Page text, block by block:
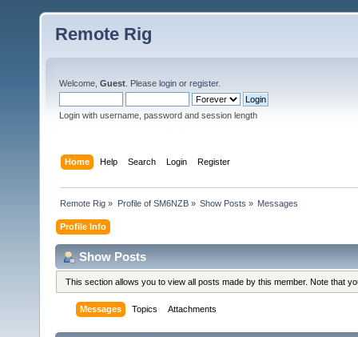
Remote Rig
Welcome, Guest . Please login or register.
Login with username, password and session length
Home Help Search Login Register
Remote Rig » Profile of SM6NZB» Show Posts » Messages
Profile Info
Show Posts
This section allows you to view all posts made by this member. Note that
Messages Topics Attachments